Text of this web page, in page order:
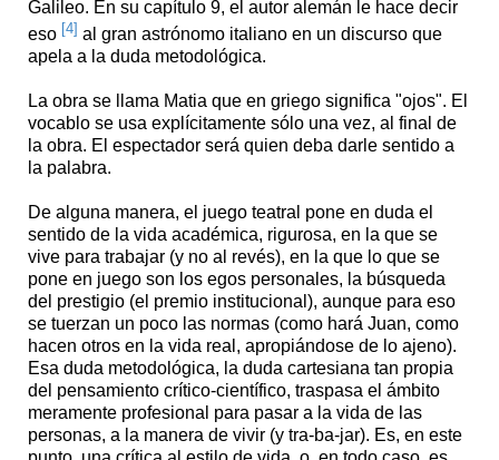
Galileo. En su capítulo 9, el autor alemán le hace decir
eso [4] al gran astrónomo italiano en un discurso que
apela a la duda metodológica.
La obra se llama Matia que en griego significa "ojos". El
vocablo se usa explícitamente sólo una vez, al final de
la obra. El espectador será quien deba darle sentido a
la palabra.
De alguna manera, el juego teatral pone en duda el
sentido de la vida académica, rigurosa, en la que se
vive para trabajar (y no al revés), en la que lo que se
pone en juego son los egos personales, la búsqueda
del prestigio (el premio institucional), aunque para eso
se tuerzan un poco las normas (como hará Juan, como
hacen otros en la vida real, apropiándose de lo ajeno).
Esa duda metodológica, la duda cartesiana tan propia
del pensamiento crítico-científico, traspasa el ámbito
meramente profesional para pasar a la vida de las
personas, a la manera de vivir (y tra-ba-jar). Es, en este